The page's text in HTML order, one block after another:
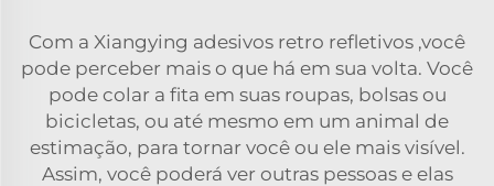
Com a Xiangying adesivos retro refletivos ,você
pode perceber mais o que há em sua volta. Você
pode colar a fita em suas roupas, bolsas ou
bicicletas, ou até mesmo em um animal de
estimação, para tornar você ou ele mais visível.
Assim, você poderá ver outras pessoas e elas